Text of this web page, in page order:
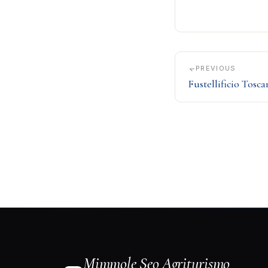
PREVIOUS
Fustellificio
Mimmole Seo Agriturismo